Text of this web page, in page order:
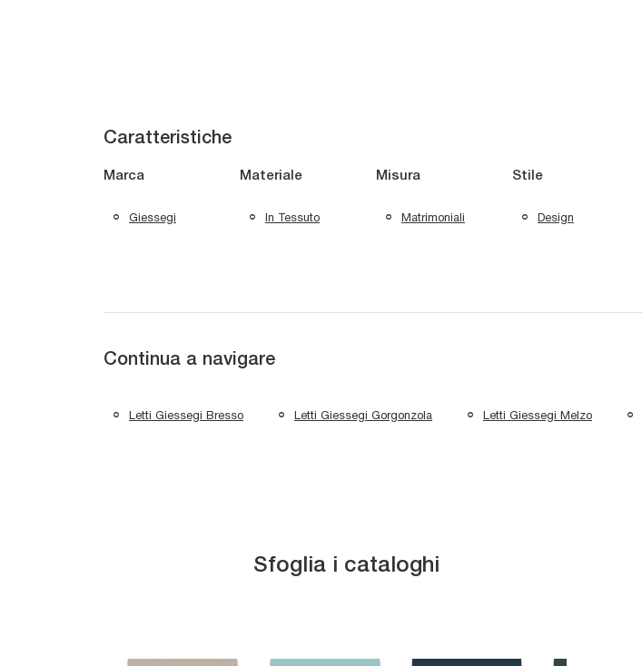
Caratteristiche
Marca
Giessegi
Materiale
In Tessuto
Misura
Matrimoniali
Stile
Design
Continua a navigare
Letti Giessegi Bresso Letti Giessegi Gorgonzola Letti Giessegi Melzo
Sfoglia i cataloghi